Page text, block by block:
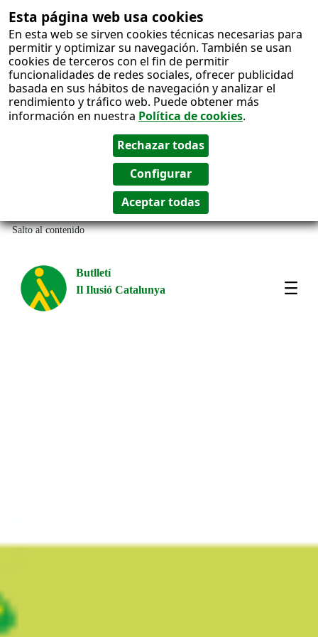
Esta página web usa cookies
En esta web se sirven cookies técnicas necesarias para
permitir y optimizar su navegación. También se usan
cookies de terceros con el fin de permitir
funcionalidades de redes sociales, ofrecer publicidad
basada en sus hábitos de navegación y analizar el
rendimiento y tráfico web. Puede obtener más
información en nuestra Política de cookies.
Salto al contenido
Butlletí
Il Ilusió Catalunya